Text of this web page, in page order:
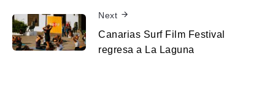
Next
Canarias Surf Film Festival
regresa a La Laguna